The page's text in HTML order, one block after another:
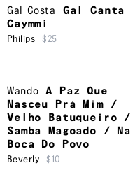
Gal Costa
Gal Canta
Caymmi
Philips $25
Wando
A Paz Que
Nasceu Prá Mim /
Velho Batuqueiro /
Samba Magoado / Na
Boca Do Povo
Beverly $10